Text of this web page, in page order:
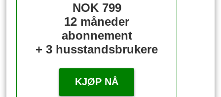
NOK 799
12 måneder
abonnement
+ 3 husstandsbrukere
KJØP NÅ